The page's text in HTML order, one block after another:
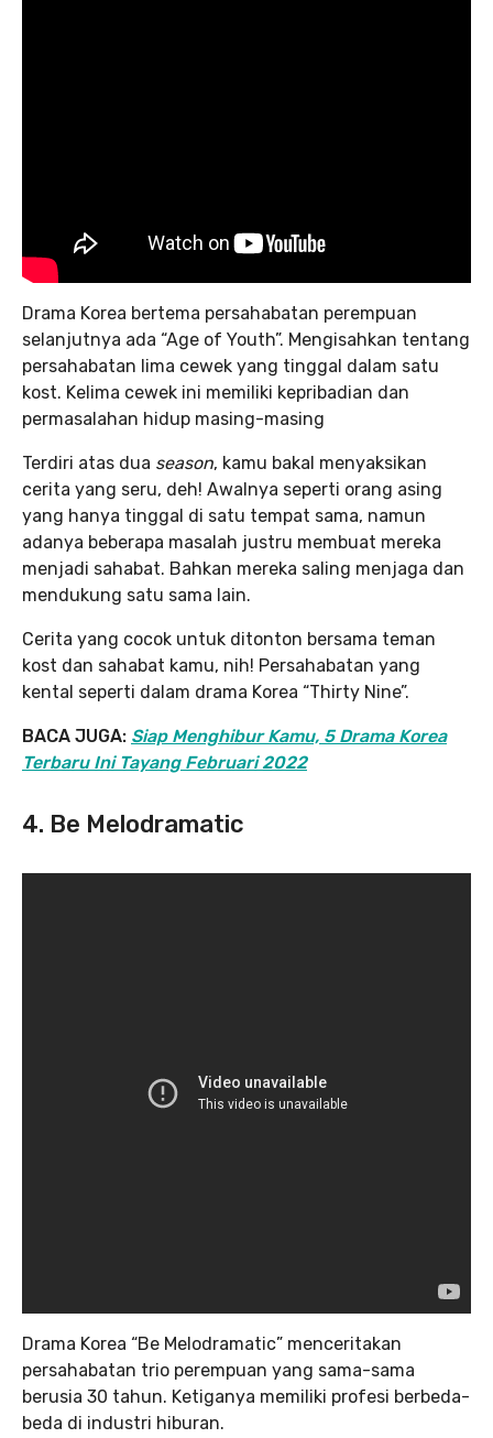
Drama Korea bertema persahabatan perempuan
selanjutnya ada “Age of Youth”. Mengisahkan tentang
persahabatan lima cewek yang tinggal dalam satu
kost. Kelima cewek ini memiliki kepribadian dan
permasalahan hidup masing-masing
Terdiri atas dua season, kamu bakal menyaksikan
cerita yang seru, deh! Awalnya seperti orang asing
yang hanya tinggal di satu tempat sama, namun
adanya beberapa masalah justru membuat mereka
menjadi sahabat. Bahkan mereka saling menjaga dan
mendukung satu sama lain.
Cerita yang cocok untuk ditonton bersama teman
kost dan sahabat kamu, nih! Persahabatan yang
kental seperti dalam drama Korea “Thirty Nine”.
BACA JUGA: Siap Menghibur Kamu, 5 Drama Korea
Terbaru Ini Tayang Februari 2022
4. Be Melodramatic
Drama Korea “Be Melodramatic” menceritakan
persahabatan trio perempuan yang sama-sama
berusia 30 tahun. Ketiganya memiliki profesi berbeda-
beda di industri hiburan.